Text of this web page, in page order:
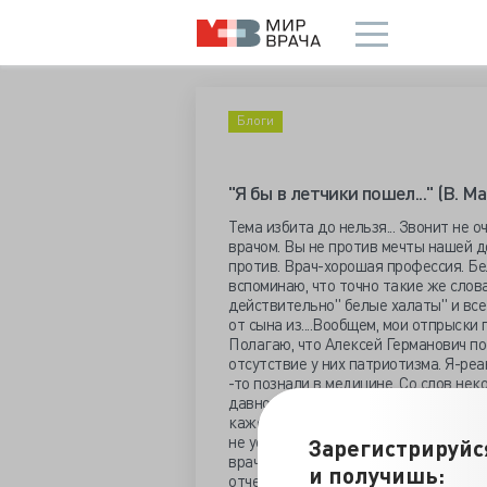
и получишь:
Блоги
"Я бы в летчики пошел..." (В.
Тема избита до нельзя... Звонит не
врачом. Вы не против мечты нашей
против. Врач-хорошая профессия.
вспоминаю, что точно такие же
действительно" белые халаты" и
от сына из....Вообщем, мои
Полагаю, что Алексей Германович
отсутствие у них патриотизма. Я-
-то познали в медицине. Со слов
давно уже загнила, в отличие от
кажется, что кого-то спас от
не уехали туда, где все так плохо. А
врачами...Почему? Может быть,
отчего, не пожелали стать теми, кто